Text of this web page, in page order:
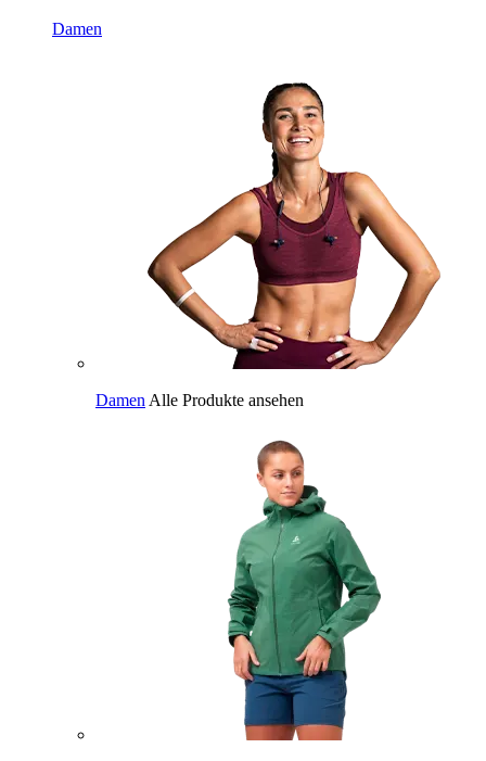
Damen
Damen Alle Produkte ansehen